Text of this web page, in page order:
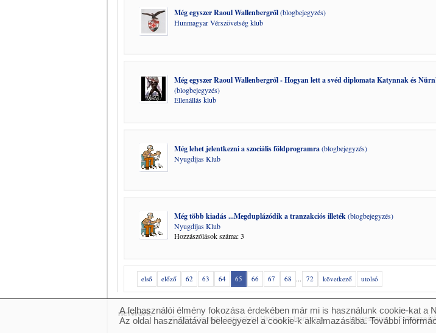
Még egyszer Raoul Wallenbergről(blogbejegyzés)
Hunmagyar Vérszövetség klub
Még egyszer Raoul Wallenbergről - Hogyan lett a svéd diplomata Katynnak és
(blogbejegyzés)
Ellenállás klub
Még lehet jelentkezni a szociális földprogramra(blogbejegyzés)
Nyugdíjas Klub
Még több kiadás ...Megduplázódik a tranzakciós illeték(blogbejegyzés)
Nyugdíjas Klub
Hozzászólások száma: 3
első előző 62 63 64 65 66 67 68 ... 72 következő utolsó
© 2007 Copyright Network.hu Minden jog fenntartva. Impresszum
A felhasználói élmény fokozása érdekében már mi is használunk cookie-kat a
Az oldal használatával beleegyezel a cookie-k alkalmazásába. További